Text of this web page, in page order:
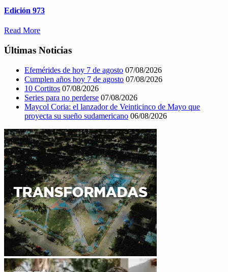
Edición 973
Read More
Últimas Noticias
Efemérides de hoy 7 de agosto 07/08/2026
Cumplen años hoy 7 de agosto 07/08/2026
10 Cortitos 07/08/2026
Series para no perderse 07/08/2026
Maycol Coria: el lanzador de Veinticinco de Mayo que
proyecta su sueño sudamericano 06/08/2026